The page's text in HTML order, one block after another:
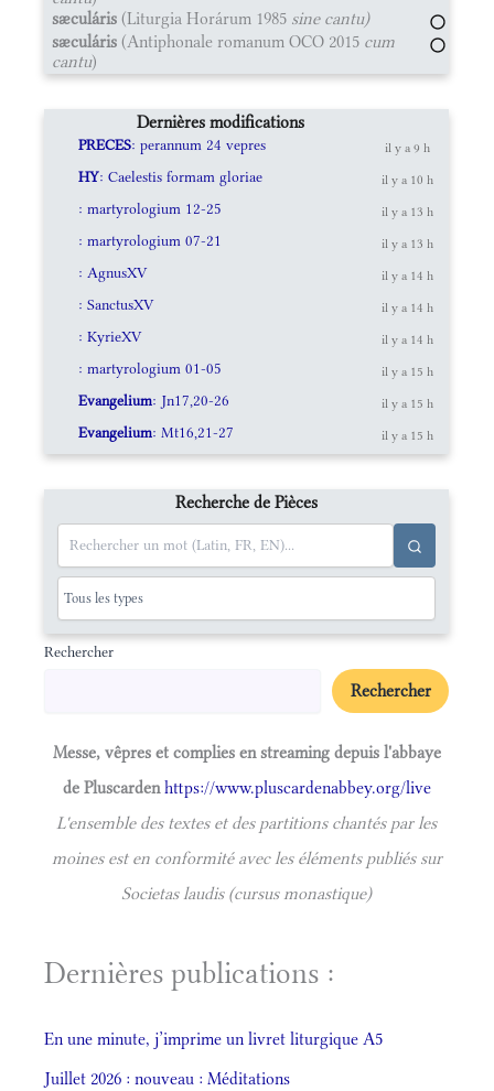
sæculáris (Liturgia Horárum 1985 sine cantu)
sæculáris (Antiphonale romanum OCO 2015 cum
cantu)
Dernières modifications
PRECES: perannum 24 vepres il y a 9 h
HY: Caelestis formam gloriae il y a 10 h
: martyrologium 12-25 il y a 13 h
: martyrologium 07-21 il y a 13 h
: AgnusXV il y a 14 h
: SanctusXV il y a 14 h
: KyrieXV il y a 14 h
: martyrologium 01-05 il y a 15 h
Evangelium: Jn17,20-26 il y a 15 h
Evangelium: Mt16,21-27 il y a 15 h
Recherche de Pièces
Rechercher
Rechercher
Messe, vêpres et complies en streaming depuis l'abbaye
de Pluscardenhttps://www.pluscardenabbey.org/live
L'ensemble des textes et des partitions chantés par les
moines est en conformité avec les éléments publiés sur
Societas laudis (cursus monastique)
Dernières publications :
En une minute, j’imprime un livret liturgique A5
Juillet 2026 : nouveau : Méditations